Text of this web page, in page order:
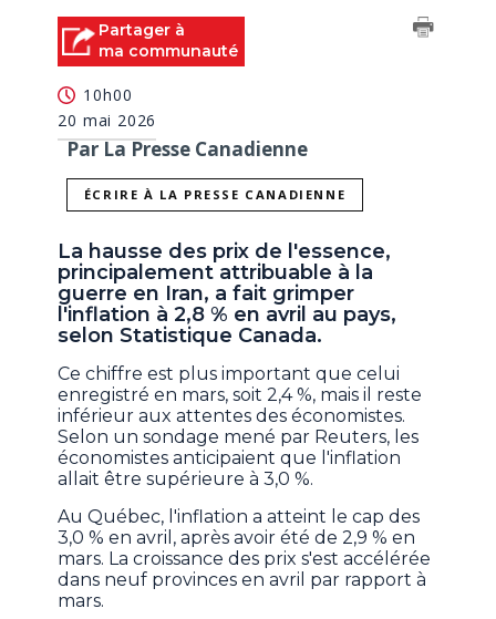
Partager à
ma communauté
10h00
20 mai 2026
Par La Presse Canadienne
ÉCRIRE À LA PRESSE CANADIENNE
La hausse des prix de l'essence,
principalement attribuable à la
guerre en Iran, a fait grimper
l'inflation à 2,8 % en avril au pays,
selon Statistique Canada.
Ce chiffre est plus important que celui
enregistré en mars, soit 2,4 %, mais il reste
inférieur aux attentes des économistes.
Selon un sondage mené par Reuters, les
économistes anticipaient que l'inflation
allait être supérieure à 3,0 %.
Au Québec, l'inflation a atteint le cap des
3,0 % en avril, après avoir été de 2,9 % en
mars. La croissance des prix s'est accélérée
dans neuf provinces en avril par rapport à
mars.